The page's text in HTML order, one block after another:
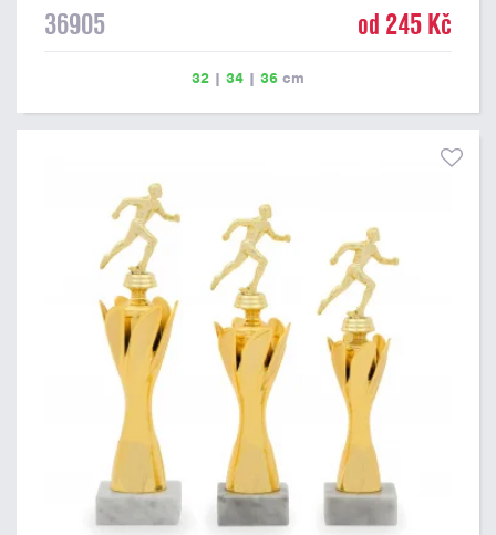
36905 od 245 Kč
32 | 34 | 36 cm